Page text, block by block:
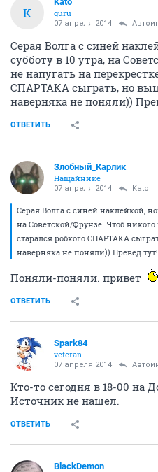
K
guru
07 апреля 2014
Серая Волга с синей
субботу в 10 утра, на
не напугать на
СПАРТАКА сыграть, но
наверняка не поняли))
ОТВЕТИТЬ
Злобный_Карлик
Нащайнике
07 апреля 2014 Kato
Серая Волга с синей наклейкой,
на Советской/Фрунзе. Чтоб
старался робкого СПАРТАКА
наверняка не поняли)) Превед тут!
Поняли-поняли. привет
ОТВЕТИТЬ
Spark84
veteran
07 апреля 2014
Кто-то сегодня в 18-00 на
Источник не нашел.
ОТВЕТИТЬ
BlackDemon